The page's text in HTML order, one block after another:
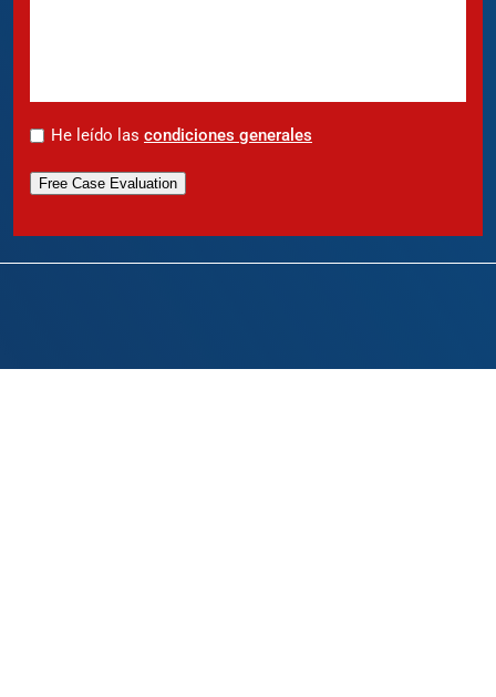
* He leído las condiciones generales
Free Case Evaluation